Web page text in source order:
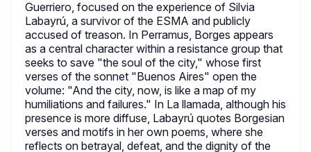
Guerriero, focused on the experience of Silvia
Labayrú, a survivor of the ESMA and publicly
accused of treason. In Perramus, Borges appears
as a central character within a resistance group that
seeks to save "the soul of the city," whose first
verses of the sonnet "Buenos Aires" open the
volume: "And the city, now, is like a map of my
humiliations and failures." In La llamada, although his
presence is more diffuse, Labayrú quotes Borgesian
verses and motifs in her own poems, where she
reflects on betrayal, defeat, and the dignity of the